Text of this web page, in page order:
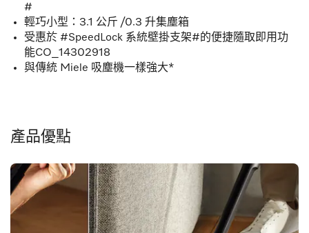
#
輕巧小型：3.1 公斤 /0.3 升集塵箱
受惠於 #SpeedLock 系統壁掛支架#的便捷隨取即用功
能CO_14302918
與傳統 Miele 吸塵機一樣強大*
產品優點